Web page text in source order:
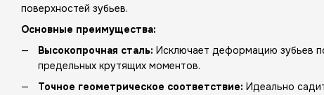
поверхностей зубьев.
Основные преимущества:
Высокопрочная сталь: Исключает деформацию зубьев
предельных крутящих моментов.
Точное геометрическое соответствие: Идеально